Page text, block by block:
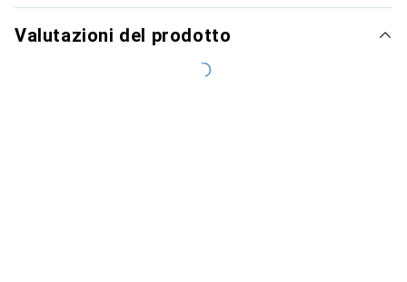
Valutazioni del prodotto